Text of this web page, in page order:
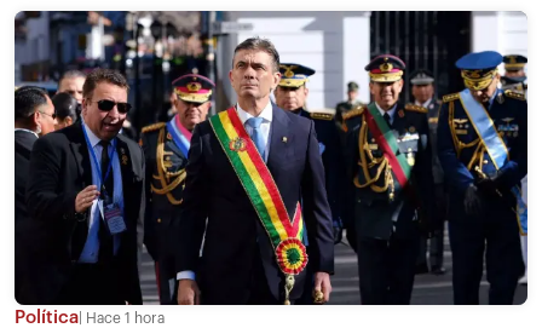
Política Hace 1 hora